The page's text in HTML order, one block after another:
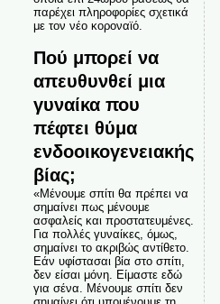
παρέχει πληροφορίες σχετικά
με τον νέο κοροναϊό.
Πού μπορεί να
απευθυνθεί μια
γυναίκα που
πέφτει θύμα
ενδοοικογενειακής
βίας;
«Μένουμε σπίτι θα πρέπει να
σημαίνει πως μένουμε
ασφαλείς και προστατευμένες.
Για πολλές γυναίκες, όμως,
σημαίνει το ακριβώς αντίθετο.
Εάν υφίστασαι βία στο σπίτι,
δεν είσαι μόνη. Είμαστε εδώ
για σένα. Μένουμε σπίτι δεν